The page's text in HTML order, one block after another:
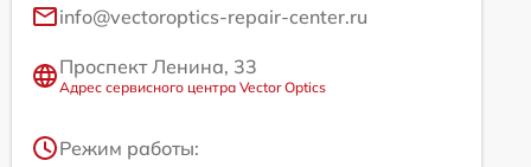
info@vectoroptics-repair-center.ru
Проспект Ленина, 33
Адрес сервисного центра Vector Optics
Режим работы: